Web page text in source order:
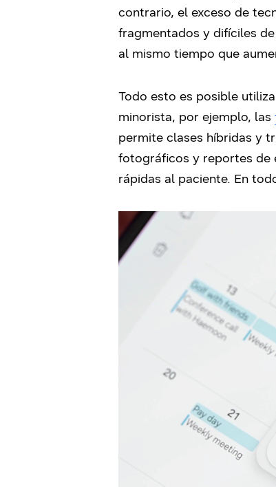
contrario, el exceso de
fragmentados y difíciles
al mismo tiempo que
Todo esto es posible
minorista, por ejemplo, las
permite clases híbridas y
fotográficos y reportes de
rápidas al paciente. En